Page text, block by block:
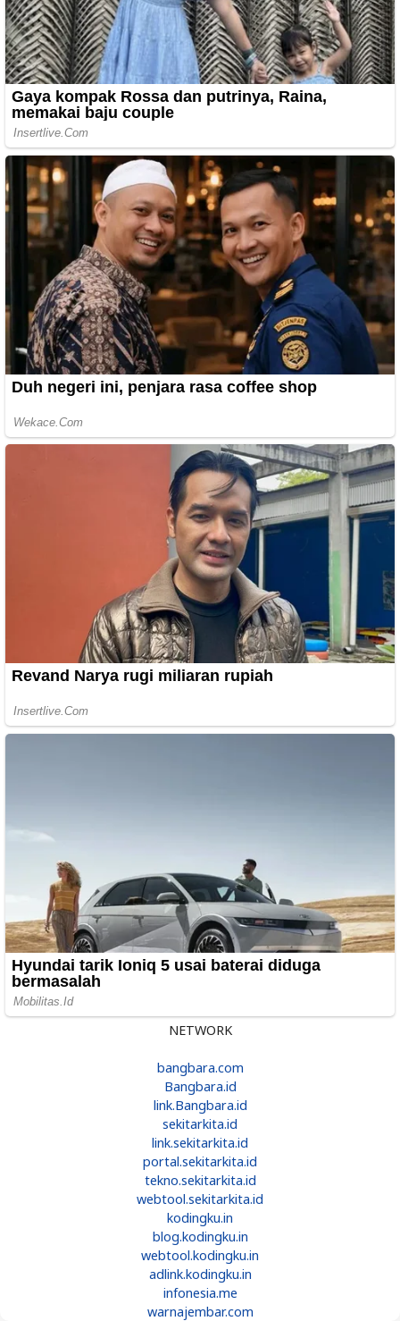
NETWORK
bangbara.com
Bangbara.id
link.Bangbara.id
sekitarkita.id
link.sekitarkita.id
portal.sekitarkita.id
tekno.sekitarkita.id
webtool.sekitarkita.id
kodingku.in
blog.kodingku.in
webtool.kodingku.in
adlink.kodingku.in
infonesia.me
warnajembar.com